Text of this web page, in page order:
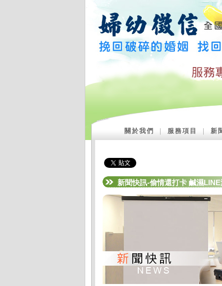
關於我們 服務項目 新
新聞快訊-偷情還打卡 鹹濕